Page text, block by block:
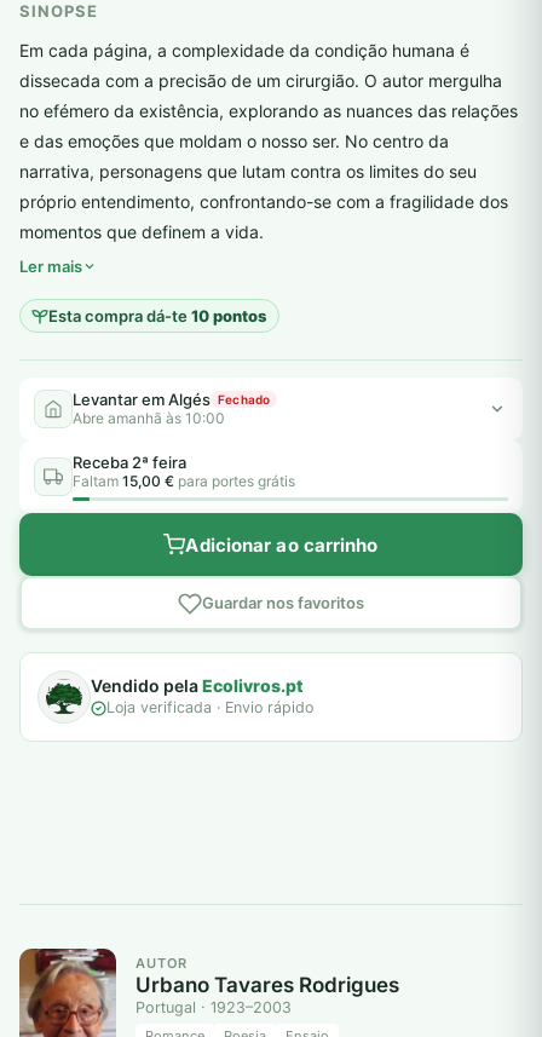
SINOPSE
Em cada página, a complexidade da condição humana é
dissecada com a precisão de um cirurgião. O autor mergulha
no efémero da existência, explorando as nuances das relações
e das emoções que moldam o nosso ser. No centro da
narrativa, personagens que lutam contra os limites do seu
próprio entendimento, confrontando-se com a fragilidade dos
momentos que definem a vida.
Ler mais
Esta compra dá-te10 pontos
Levantar em Algés Fechado
Abre amanhã às 10:00
Receba 2ª feira
Faltam 15,00 € para portes grátis
Adicionar ao carrinho
Guardar nos favoritos
Vendido pelaEcolivros.pt
Loja verificada · Envio rápido
AUTOR
Urbano Tavares Rodrigues
Portugal · 1923–2003